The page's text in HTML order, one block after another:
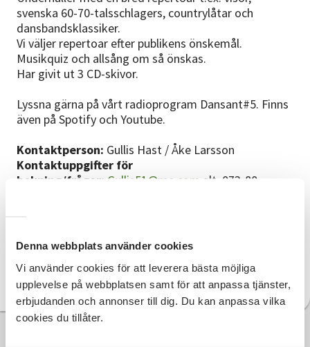
Denna webbplats använder cookies
Vi använder cookies för att leverera bästa möjliga
upplevelse på webbplatsen samt för att anpassa tjänster,
erbjudanden och annonser till dig. Du kan anpassa vilka
cookies du tillåter.
svenska 60-70-talsschlagers, countrylåtar och
dansbandsklassiker.
Vi väljer repertoar efter publikens önskemål.
Musikquiz och allsång om så önskas.
Har givit ut 3 CD-skivor.
Lyssna gärna på vårt radioprogram Dansant#5. Finns
även på Spotify och Youtube.
Kontaktperson: Gullis Hast / Åke Larsson
Kontaktuppgifter för
bokning/frågor: Gullis51@me.com alt. 073-80
Utgår från:Oskarshamn / Kristdala
Arvode:2300kr inkl. resor och sociala avgifter (OBS!
Allt ingår i arvodet)